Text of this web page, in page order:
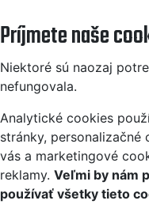
Príjmete naše
Niektoré sú naozaj
nefungovala.
Analytické cookies
stránky, personalizačné
vás a marketingové
reklamy. Veľmi by nám
používať všetky tieto